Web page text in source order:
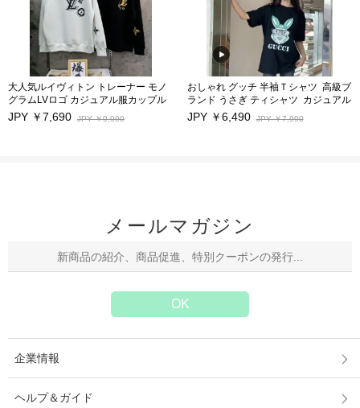
大人気ルイヴィトン トレーナー モノ
グラムLVロゴ カジュアル服カップル
JPY ￥7,690 JPY ￥9,990
おしゃれ グッチ 半袖Ｔシャツ 高級ブ
ランド うさぎ ティシャツ カジュアル
男女兼用 激安
JPY ￥6,490 JPY ￥7,990
メールマガジン
企業情報
ヘルプ＆ガイド